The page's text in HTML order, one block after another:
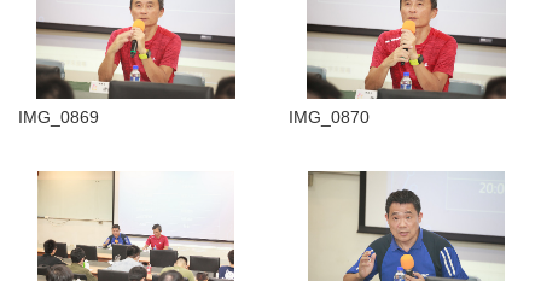
IMG_0869 IMG_0870